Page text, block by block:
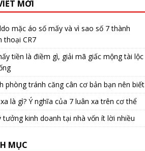
MỚI
mặc áo số mấy và vì sao số 7 thành
thoại CR7
tiền là điềm gì, giải mã giấc mộng tài lộc
phòng tránh căng cân cơ bản bạn nên biết
là gì? Ý nghĩa của 7 luân xa trên cơ thể
tưởng kinh doanh tại nhà vốn ít lời nhiều
MỤC